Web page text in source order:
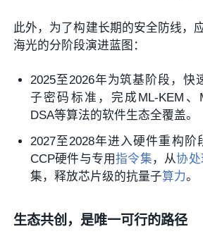
此外，为了构建长期的安全防线，
海光的分阶段演进蓝图：
2025至2026年为筑基阶段，快
子密码标准，完成ML-KEM、
DSA等算法的软件生态全覆盖。
2027至2028年进入硬件重构阶
CCP硬件与专用指令集 ，从协处
集，释放芯片级的抗量子算力。
生态共创，是唯一可行的路径